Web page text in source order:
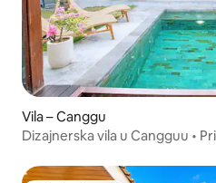
Vila – Canggu
Dizajnerska vila u Cangguu •